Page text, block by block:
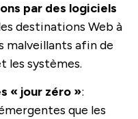
par des logiciels
destinations Web à
malveillants afin de
les systèmes.
« jour zéro »:
que les